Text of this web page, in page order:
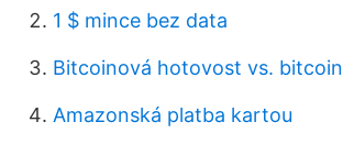
1 $ mince bez data
Bitcoinová hotovost vs. bitcoin
Amazonská platba kartou